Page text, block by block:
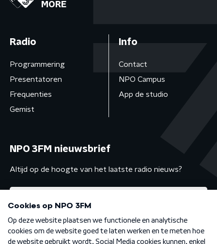
MORE
Radio
Programmering
Presentatoren
Frequenties
Gemist
Info
Contact
NPO Campus
App de studio
NPO 3FM nieuwsbrief
Altijd op de hoogte van het laatste radio nieuws?